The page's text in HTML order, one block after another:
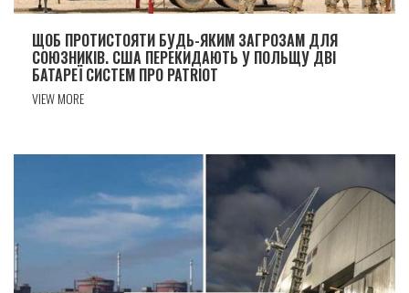
ЩОБ ПРОТИСТОЯТИ БУДЬ-ЯКИМ ЗАГРОЗАМ ДЛЯ
СОЮЗНИКІВ. США ПЕРЕКИДАЮТЬ У ПОЛЬЩУ ДВІ
БАТАРЕЇ СИСТЕМ ПРО PATRIOT
VIEW MORE